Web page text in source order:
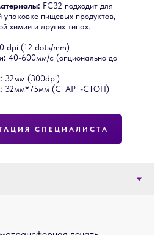
FC32 подходит для
упаковке пищевых продуктов,
химии и других типах.
dpi (12 dots/mm)
40-600мм/с (опционально до
32мм (300dpi)
32мм*75мм (СТАРТ-СТОП)
СПЕЦИАЛИСТА